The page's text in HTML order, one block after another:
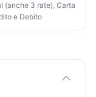
(anche 3 rate), Carta
e Debito